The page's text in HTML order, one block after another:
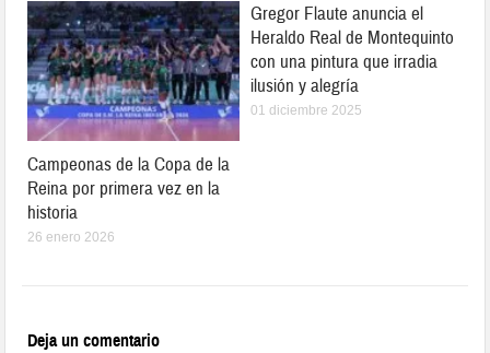
Campeonas de la Copa de la
Reina por primera vez en la
historia
26 enero 2026
Gregor Flaute anuncia el
Heraldo Real de Montequinto
con una pintura que irradia
ilusión y alegría
01 diciembre 2025
Deja un comentario